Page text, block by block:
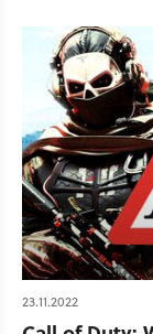
23.11.2022